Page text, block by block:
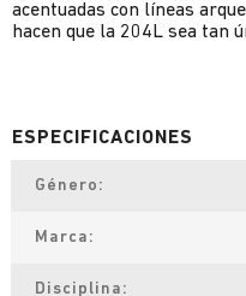
acentuadas con líneas
hacen que la 204L sea tan
Género
Marca
Disciplina